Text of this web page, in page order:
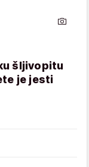
šljivopitu
je jesti